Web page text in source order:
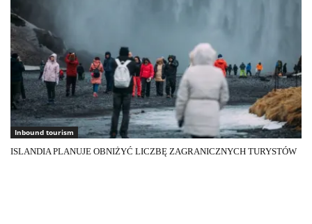
Inbound tourism
ISLANDIA PLANUJE OBNIŻYĆ LICZBĘ ZAGRANICZNYCH TURYSTÓW